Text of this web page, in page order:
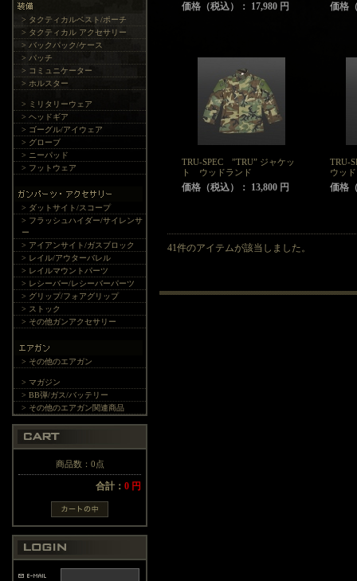
> タクティカルベスト/ポーチ
> タクティカル アクセサリー
> バックパック/ケース
> パッチ
> コミュニケーター
> ホルスター
> ミリタリーウェア
> ヘッドギア
> ゴーグル/アイウェア
> グローブ
> ニーパッド
> フットウェア
> ダットサイト/スコープ
> フラッシュハイダー/サイレンサ
ー
> アイアンサイト/ガスブロック
> レイル/アウターバレル
> レイルマウントパーツ
> レシーバー/レシーバーパーツ
> グリップ/フォアグリップ
> ストック
> その他ガンアクセサリー
> その他のエアガン
> マガジン
> BB弾/ガス/バッテリー
> その他のエアガン関連商品
商品数：0点
合計： 0 円
価格（税込）： 17,980 円 価格
TRU-SPEC ”TRU” ジャケッ
ト ウッドランド
価格（税込）： 13,800 円
TRU-
ウッ
価格
41件のアイテムが該当しました。